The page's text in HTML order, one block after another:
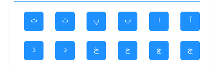
آ ا ب پ ت ث
ج چ ح خ د ذ